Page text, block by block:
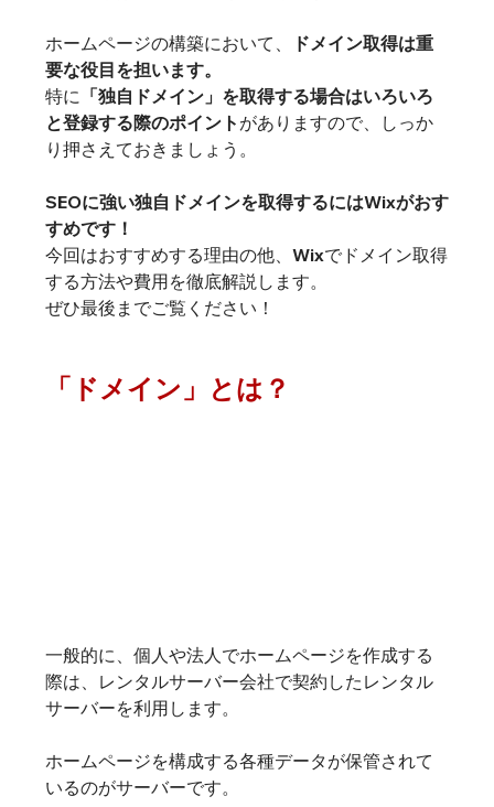
ホームページの構築において、
ドメイン取得は重
要な役目を担います。
特に 「独自ドメイン」を取得する場合はいろいろ
と登録する際のポイント がありますので、しっか
り押さえておきましょう。
SEOに強い独自ドメインを取得するにはWixがおす
すめです！
今回はおすすめする理由の他、Wixでドメイン取得
する方法や費用を徹底解説します。
ぜひ最後までご覧ください！
「ドメイン」とは？
一般的に、個人や法人でホームページを作成する
際は、レンタルサーバー会社で契約したレンタル
ホームページを構成する各種データが保管されて
いるのがサーバーです。